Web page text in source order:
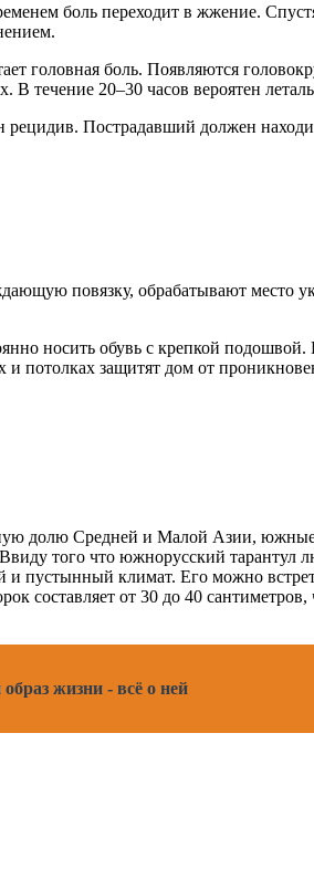
боль переходит в жжение.
головная боль. Появляются
течение 20–30 часов вероятен
Пострадавший должен
повязку, обрабатывают место
носить обувь с крепкой
потолках защитят дом от
долю Средней и Малой Азии,
того что южнорусский тарантул
пустынный климат. Его можно
составляет от 30 до 40
жизни - всё о ней